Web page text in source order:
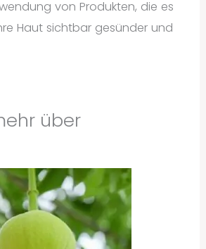
von Produkten, die es
Haut sichtbar gesünder und
über